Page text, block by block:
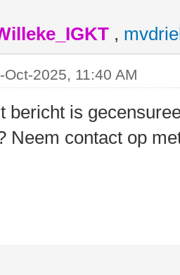
,
Oct-2025, 11:40 AM
bericht is
Neem contact op